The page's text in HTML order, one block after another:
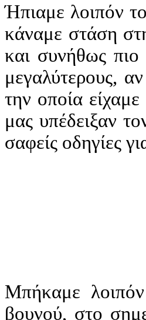
Ήπιαμε λοιπόν
κάναμε στάση
και συνήθως
μεγαλύτερους,
την οποία
μας υπέδειξαν
σαφείς οδηγίες
Μπήκαμε
βουνού, στο